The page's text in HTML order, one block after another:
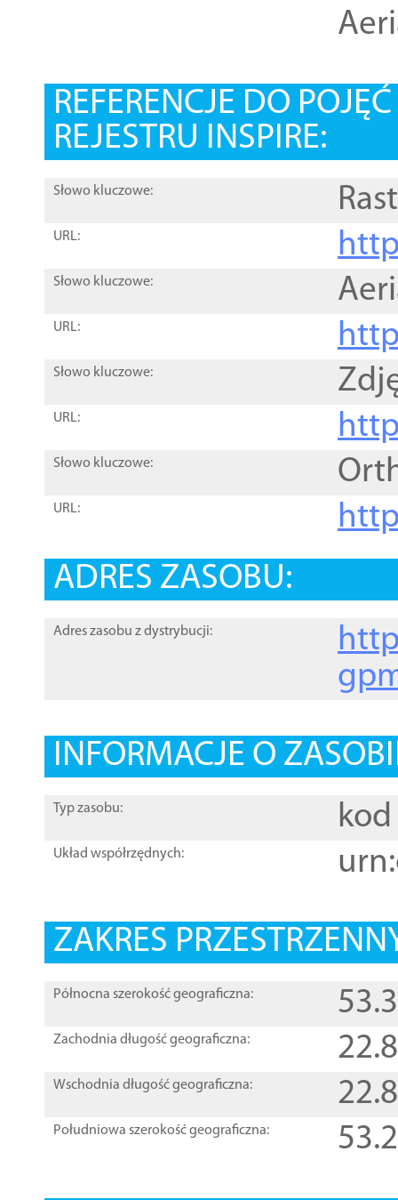
REFERENCJE DO
REJESTRU INSPIRE:
Słowo kluczowe:
URL:
Słowo kluczowe:
URL:
Słowo kluczowe:
URL:
Słowo kluczowe:
URL:
ADRES ZASOBU:
Adres zasobu z dystrybucji:
INFORMACJE O
Typ zasobu: kod
Układ współrzędnych:
ZAKRES
Północna szerokość geograficzna:
Zachodnia długość geograficzna:
Wschodnia długość geograficzna:
Południowa szerokość geograficzna: